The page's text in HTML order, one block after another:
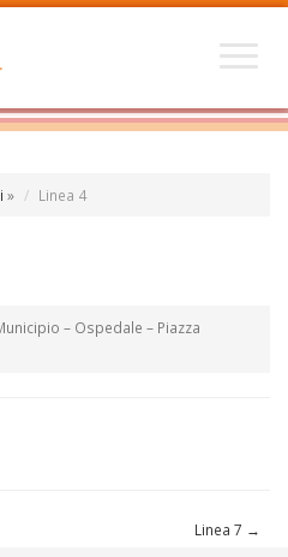
» Linea 4
– Ospedale – Piazza
Linea 7 →